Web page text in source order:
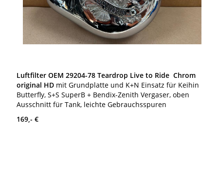
Luftfilter OEM 29204-78 Teardrop Live to Ride Chrom
original HDmit Grundplatte und K+N Einsatz für Keihin
Butterfly, S+S SuperB + Bendix-Zenith Vergaser, oben
Ausschnitt für Tank, leichte Gebrauchsspuren
169,- €